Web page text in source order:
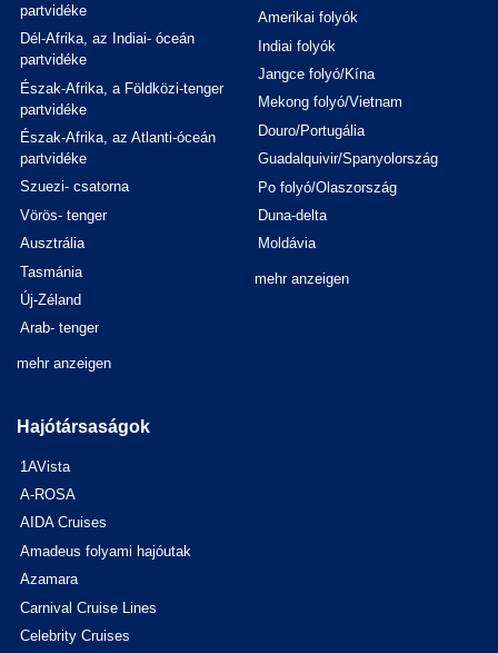
partvidéke
Dél-Afrika, az Indiai- óceán
partvidéke
Észak-Afrika, a Földközi-tenger
partvidéke
Észak-Afrika, az Atlanti-óceán
partvidéke
Szuezi- csatorna
Vörös- tenger
Ausztrália
Tasmánia
Új-Zéland
Arab- tenger
mehr anzeigen
Amerikai folyók
Indiai folyók
Jangce folyó/Kína
Mekong folyó/Vietnam
Douro/Portugália
Guadalquivir/Spanyolország
Po folyó/Olaszország
Duna-delta
Moldávia
mehr anzeigen
Hajótársaságok
1AVista
A-ROSA
AIDA Cruises
Amadeus folyami hajóutak
Azamara
Carnival Cruise Lines
Celebrity Cruises